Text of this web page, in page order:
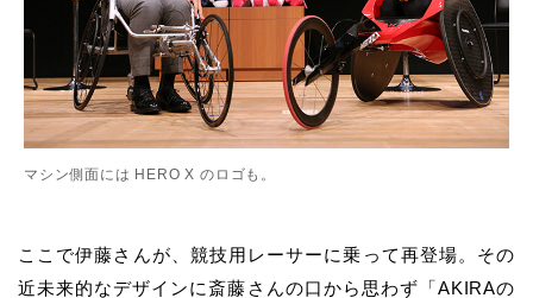
マシン側面には HERO X のロゴも。
ここで伊藤さんが、競技用レーサーに乗って再登場。その
近未来的なデザインに斎藤さんの口から思わず「AKIRAの